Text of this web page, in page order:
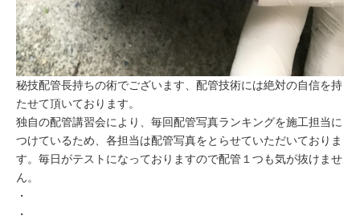
秘技配管長持ちの術でございます、配管技術には絶対の自信を持
たせて頂いております。
独自の配管講習会により、毎回配管写真ランキングを施工担当に
つけているため、各担当は配管写真をとらせていただいておりま
す。毎日がテストになっておりますので配管１つも気が抜けませ
ん。
・
・